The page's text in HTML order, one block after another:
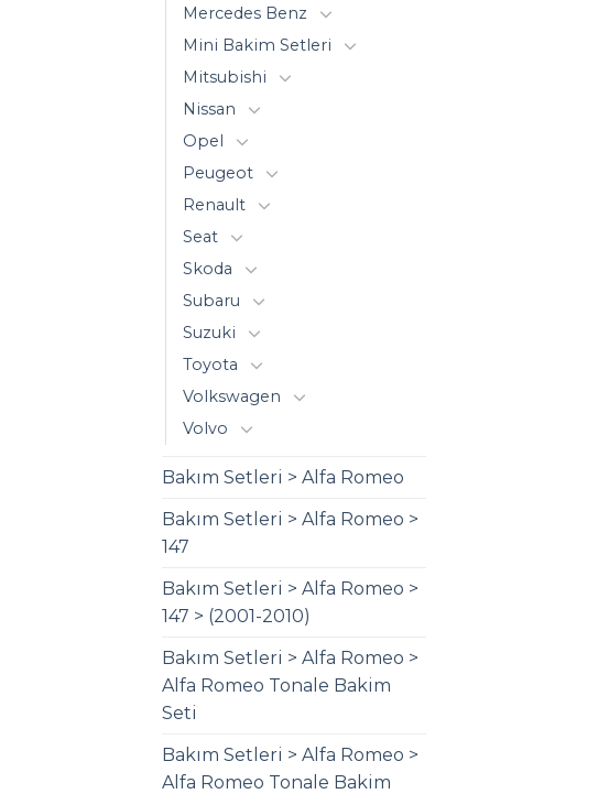
Mercedes Benz
Mini Bakim Setleri
Mitsubishi
Nissan
Opel
Peugeot
Renault
Seat
Skoda
Subaru
Suzuki
Toyota
Volkswagen
Volvo
Bakım Setleri > Alfa Romeo
Bakım Setleri > Alfa Romeo >
147
Bakım Setleri > Alfa Romeo >
147 > (2001-2010)
Bakım Setleri > Alfa Romeo >
Alfa Romeo Tonale Bakim
Seti
Bakım Setleri > Alfa Romeo >
Alfa Romeo Tonale Bakim